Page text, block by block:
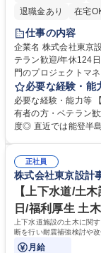
退職金あり
在宅
仕事の内容
企業名 株式会社東京設計事務所 求人名 建設コン
テラン歓迎/年休124日/福利厚生◎ 仕事の内容
門のプロジェクトマ
まずはプレイヤーと
木に関する診断、設計業務を担当 ■診断業務で
断や劣化診断を行い
は、上下水道施設の
す。2年目以降は、週
募集職種 建設コンサ
生◎
必要な経験・能
必要な経験・能力等
有者の方・ベテラン
度◎ 直近では能登半島地震
案を行い、お客様の
ます。 学歴・資格 学歴：大学院 大学 高専 短大 専修学校 高校 語学力：
資格：
正社員
株式会社東京設計
【上下水道/土
日/福利厚生 土
上下水道施設の土木に関
断を行い耐震補強検討や
図面や仕様書作成.各種計
月給